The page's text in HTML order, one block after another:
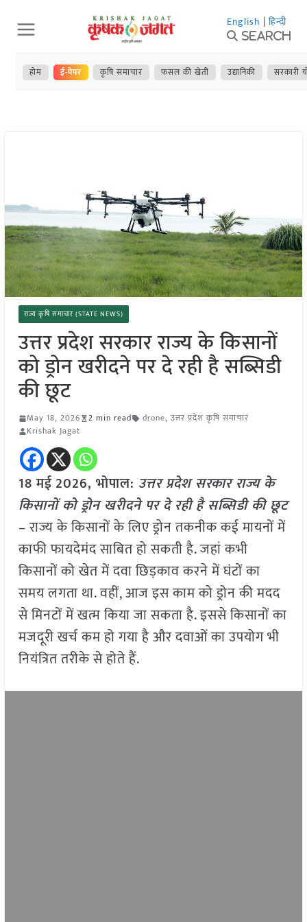
Skip
to
content
English | हिन्दी
Search
होम ई-पेपर कृषि समाचार फसल की खेती उद्यानिकी सरकारी
राज्य कृषि समाचार (STATE NEWS)
उत्तर प्रदेश सरकार राज्य के किसानों
को ड्रोन खरीदने पर दे रही है सब्सिडी
की छूट
May 18, 2026 2 min read drone, उत्तर प्रदेश कृषि समाचार
Krishak Jagat
18 मई2026, भोपाल: उत्तर प्रदेश सरकार राज्य के
किसानों को ड्रोन खरीदने पर दे रही है सब्सिडी की छूट
– राज्य के किसानों के लिए ड्रोन तकनीक कई मायनों में
काफी फायदेमंद साबित हो सकती है. जहां कभी
किसानों को खेत में दवा छिड़काव करने में घंटों का
समय लगता था. वहीं, आज इस काम को ड्रोन की मदद
से मिनटों में खत्म किया जा सकता है. इससे किसानों का
मजदूरी खर्च कम हो गया है और दवाओं का उपयोग भी
नियंत्रित तरीके से होते हैं.